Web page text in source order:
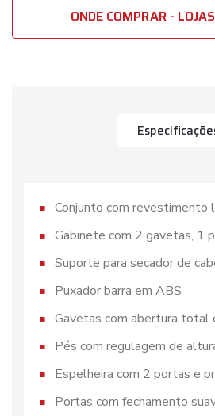
ONDE COMPRAR -
Conjunto com revestimento
Gabinete com 2 gavetas, 1
Suporte para secador de
Puxador barra em ABS
Gavetas com abertura total
Pés com regulagem de
Espelheira com 2 portas e
Portas com fechamento